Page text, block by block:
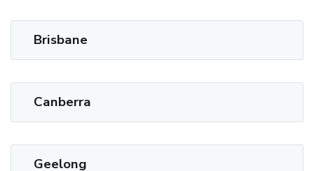
Brisbane
Canberra
Geelong